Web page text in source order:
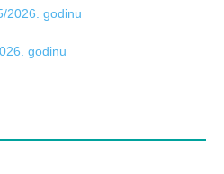
2026. godinu
godinu